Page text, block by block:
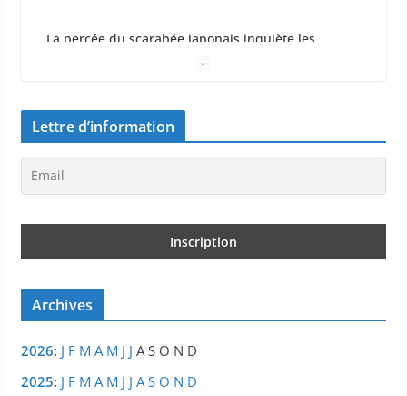
La percée du scarabée japonais inquiète les
hectares en France
jeudi, 23 juillet 2026, 10h10:30
0 Commentaire
Les députés approuvent les viols en série sur les
jeudi, 23 juillet 2026, 9h09:08
2 minutes de lecture
sécurité du quotidien
Lettre d’information
Archives
2026: J F M A M J J A S O N D
2025: J F M A M J J A S O N D